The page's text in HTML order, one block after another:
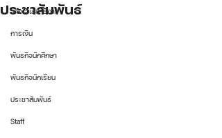
จากใจเลขาธิการ
การเงิน
พันธกิจนักศึกษา
พันธกิจนักเรียน
ประชาสัมพันธ์
Staff
ประชาสัมพันธ์